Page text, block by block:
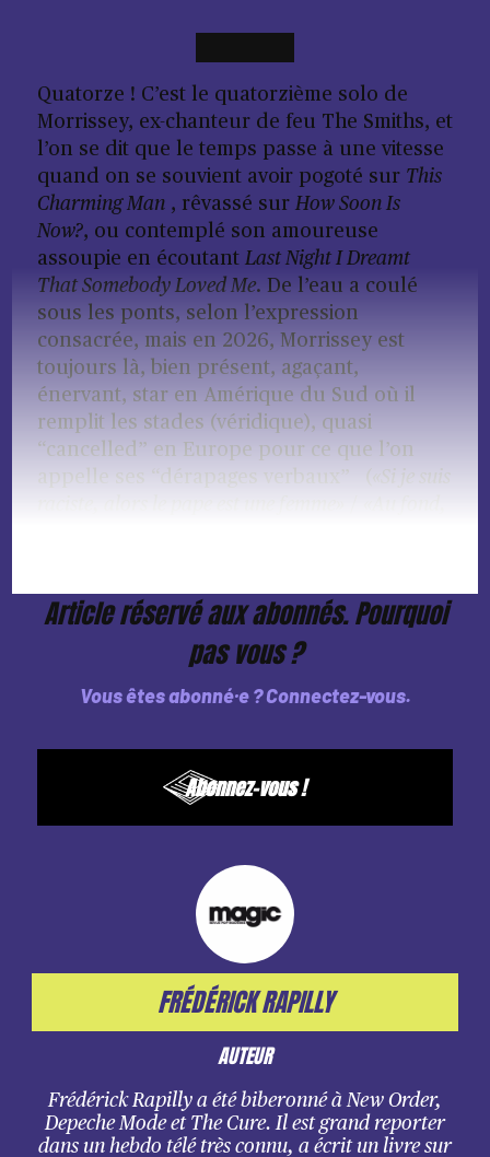
Quatorze ! C’est le quatorzième solo de
Morrissey, ex-chanteur de feu The Smiths, et
l’on se dit que le temps passe à une vitesse
quand on se souvient avoir pogoté sur This
Charming Man, rêvassé sur How Soon Is
Now?, ou contemplé son amoureuse
assoupie en écoutant Last Night I Dreamt
That Somebody Loved Me. De l’eau a coulé
sous les ponts, selon l’expression
consacrée, mais en 2026, Morrissey est
toujours là, bien présent, agaçant,
énervant, star en Amérique du Sud où il
remplit les stades (véridique), quasi
“cancelled” en Europe pour ce que l’on
appelle ses “dérapages verbaux” ( «Si je suis
Article réservé aux abonnés. Pourquoi
pas vous ?
Vous êtes abonné·e ?Connectez-vous.
Abonnez-vous !
FRÉDÉRICK RAPILLY
AUTEUR
Frédérick Rapilly a été biberonné à New Order,
Depeche Mode et The Cure. Il est grand reporter
dans un hebdo télé très connu, a écrit un livre sur